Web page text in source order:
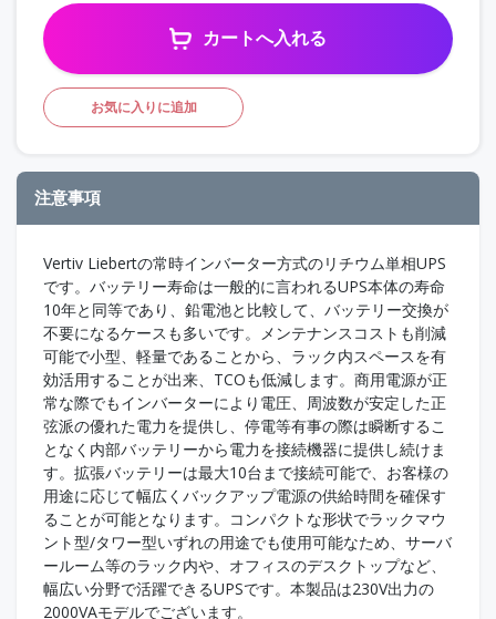
カートへ入れる
お気に入りに追加
注意事項
Vertiv Liebertの常時インバーター方式のリチウム単相UPS
です。バッテリー寿命は一般的に言われるUPS本体の寿命
10年と同等であり、鉛電池と比較して、バッテリー交換が
不要になるケースも多いです。メンテナンスコストも削減
可能で小型、軽量であることから、ラック内スペースを有
効活用することが出来、TCOも低減します。商用電源が正
常な際でもインバーターにより電圧、周波数が安定した正
弦派の優れた電力を提供し、停電等有事の際は瞬断するこ
となく内部バッテリーから電力を接続機器に提供し続けま
す。拡張バッテリーは最大10台まで接続可能で、お客様の
用途に応じて幅広くバックアップ電源の供給時間を確保す
ることが可能となります。コンパクトな形状でラックマウ
ント型/タワー型いずれの用途でも使用可能なため、サーバ
ールーム等のラック内や、オフィスのデスクトップなど、
幅広い分野で活躍できるUPSです。本製品は230V出力の
2000VAモデルでございます。